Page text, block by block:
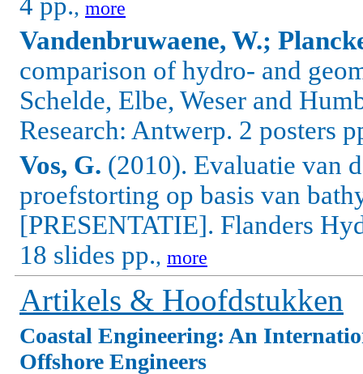
, more
Vandenbruwaene, W.;
comparison of hydro- and
Schelde, Elbe, Weser and
Research: Antwerp. 2 posters
Vos, G. (2010). Evaluatie van
proefstorting op basis van
[PRESENTATIE]. Flanders
18 slides pp., more
Artikels & Hoofdstukken
Coastal Engineering: An
Offshore Engineers